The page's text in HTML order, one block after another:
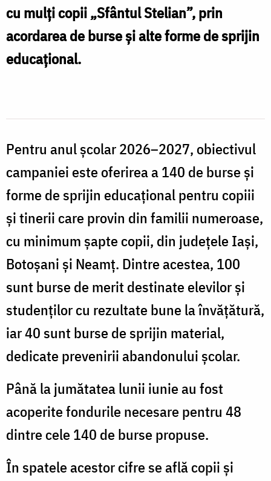
cu mulți copii „Sfântul Stelian”, prin
acordarea de burse și alte forme de sprijin
educațional.
Pentru anul școlar 2026–2027, obiectivul
campaniei este oferirea a 140 de burse și
forme de sprijin educațional pentru copiii
și tinerii care provin din familii numeroase,
cu minimum șapte copii, din județele Iași,
Botoșani și Neamț. Dintre acestea, 100
sunt burse de merit destinate elevilor și
studenților cu rezultate bune la învățătură,
iar 40 sunt burse de sprijin material,
dedicate prevenirii abandonului școlar.
Până la jumătatea lunii iunie au fost
acoperite fondurile necesare pentru 48
dintre cele 140 de burse propuse.
În spatele acestor cifre se află copii și